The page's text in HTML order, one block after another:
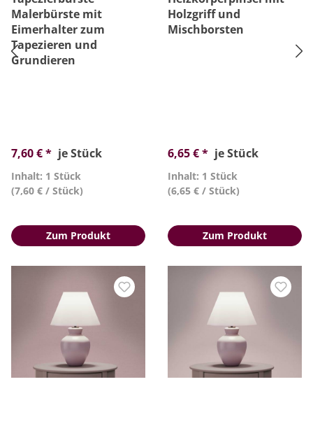
Malerbürste mit
Eimerhalter zum
Tapezieren und
Grundieren
7,60 € * je Stück
Inhalt: 1 Stück
(7,60 € / Stück)
Zum Produkt
Holzgriff und
Mischborsten
6,65 € * je Stück
Inhalt: 1 Stück
(6,65 € / Stück)
Zum Produkt